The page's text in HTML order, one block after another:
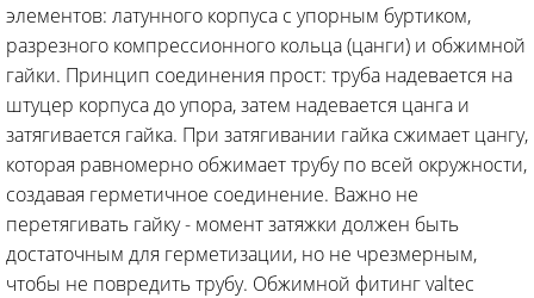
элементов: латунного корпуса с упорным буртиком,
разрезного компрессионного кольца (цанги) и обжимной
гайки. Принцип соединения прост: труба надевается на
штуцер корпуса до упора, затем надевается цанга и
затягивается гайка. При затягивании гайка сжимает цангу,
которая равномерно обжимает трубу по всей окружности,
создавая герметичное соединение. Важно не
перетягивать гайку - момент затяжки должен быть
достаточным для герметизации, но не чрезмерным,
чтобы не повредить трубу. Обжимной фитинг valtec